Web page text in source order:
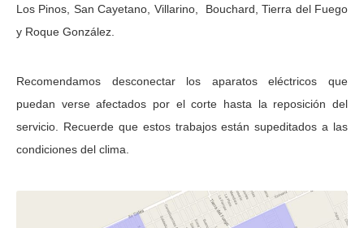
Los Pinos, San Cayetano, Villarino, Bouchard, Tierra del Fuego
y Roque González.
Recomendamos desconectar los aparatos eléctricos que
puedan verse afectados por el corte hasta la reposición del
servicio. Recuerde que estos trabajos están supeditados a las
condiciones del clima.